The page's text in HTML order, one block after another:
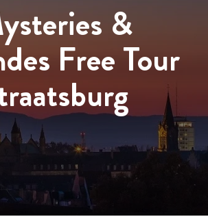
&
Free Tour